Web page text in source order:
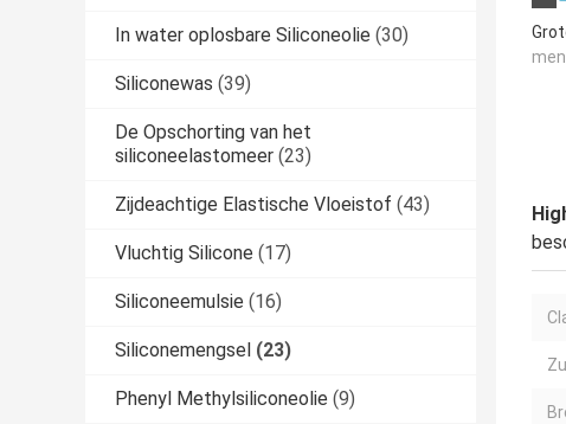
In water oplosbare Siliconeolie (30)
Siliconewas (39)
De Opschorting van het
siliconeelastomeer (23)
Zijdeachtige Elastische Vloeistof (43)
Vluchtig Silicone (17)
Siliconeemulsie (16)
Siliconemengsel (23)
Phenyl Methylsiliconeolie (9)